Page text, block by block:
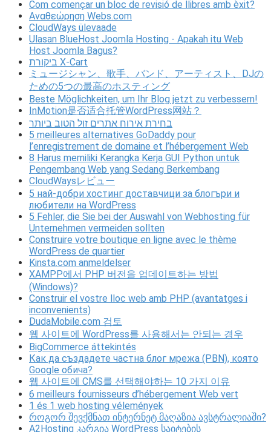
Com començar un bloc de revisió de llibres amb èxit?
Αναθεώρηση Webs.com
CloudWays ülevaade
Ulasan BlueHost Joomla Hosting - Apakah itu Web
Host Joomla Bagus?
ביקורת X-Cart
ミュージシャン、歌手、バンド、アーティスト、DJの
ための5つの最高のホスティング
Beste Möglichkeiten, um Ihr Blog jetzt zu verbessern!
InMotion是否适合托管WordPress网站？
בחירת אירוח אתרים זול הטוב ביותר
5 meilleures alternatives GoDaddy pour
l’enregistrement de domaine et l’hébergement Web
8 Harus memiliki Kerangka Kerja GUI Python untuk
Pengembang Web yang Sedang Berkembang
CloudWaysレビュー
5 най-добри хостинг доставчици за блогъри и
любители на WordPress
5 Fehler, die Sie bei der Auswahl von Webhosting für
Unternehmen vermeiden sollten
Construire votre boutique en ligne avec le thème
WordPress de quartier
Kinsta.com anmeldelser
XAMPP에서 PHP 버전을 업데이트하는 방법
(Windows)?
Construir el vostre lloc web amb PHP (avantatges i
inconvenients)
DudaMobile.com 검토
웹 사이트에 WordPress를 사용해서는 안되는 경우
BigCommerce áttekintés
Как да създадете частна блог мрежа (PBN), която
Google обича?
웹 사이트에 CMS를 선택해야하는 10 가지 이유
6 meilleurs fournisseurs d’hébergement Web vert
1 és 1 web hosting vélemények
როგორ შევქმნათ ინტერნეტ მაღაზია ავსტრალიაში?
A2Hosting კარგია WordPress საიტების